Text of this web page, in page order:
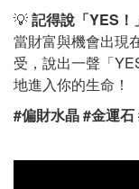
💡記得說「YES！」
當財富與機會出現
受，說出一聲「
地進入你的生命！
#偏財水晶 #金運